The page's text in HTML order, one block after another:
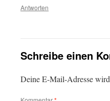
Antworten
Schreibe einen
Deine E-Mail-Adresse